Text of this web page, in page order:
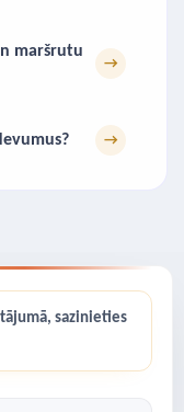
maršrutu
→
→
sazinieties